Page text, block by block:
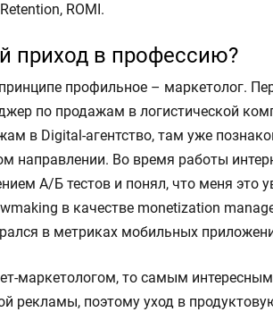
ROMI.
приход в профессию?
профильное – маркетолог.
по продажам в логистической
в Digital-агентство, там уже
направлении. Во время работы
А/Б тестов и понял, что меня
в качестве monetization
в метриках мобильных
маркетологом, то самым
рекламы, поэтому уход в